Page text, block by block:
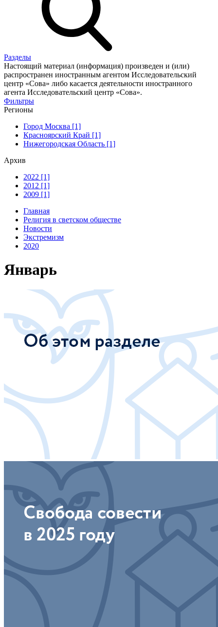
Разделы
Настоящий материал (информация) произведен и (или)
распространен иностранным агентом Исследовательский
центр «Сова» либо касается деятельности иностранного
агента Исследовательский центр «Сова».
Фильтры
Регионы
Город Москва [1]
Красноярский Край [1]
Нижегородская Область [1]
Архив
2022 [1]
2012 [1]
2009 [1]
Главная
Религия в светском обществе
Новости
Экстремизм
2020
Январь